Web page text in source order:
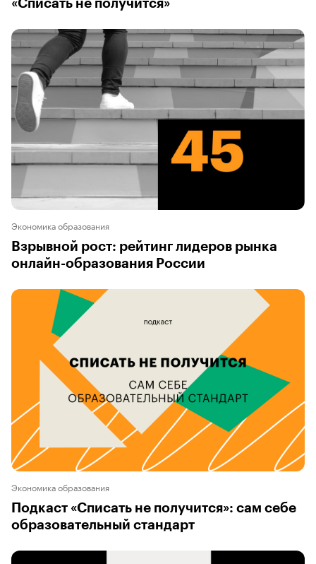
«Списать не получится»
Экономика образования
Взрывной рост: рейтинг лидеров рынка
онлайн-образования России
Экономика образования
Подкаст «Списать не получится»: сам себе
образовательный стандарт